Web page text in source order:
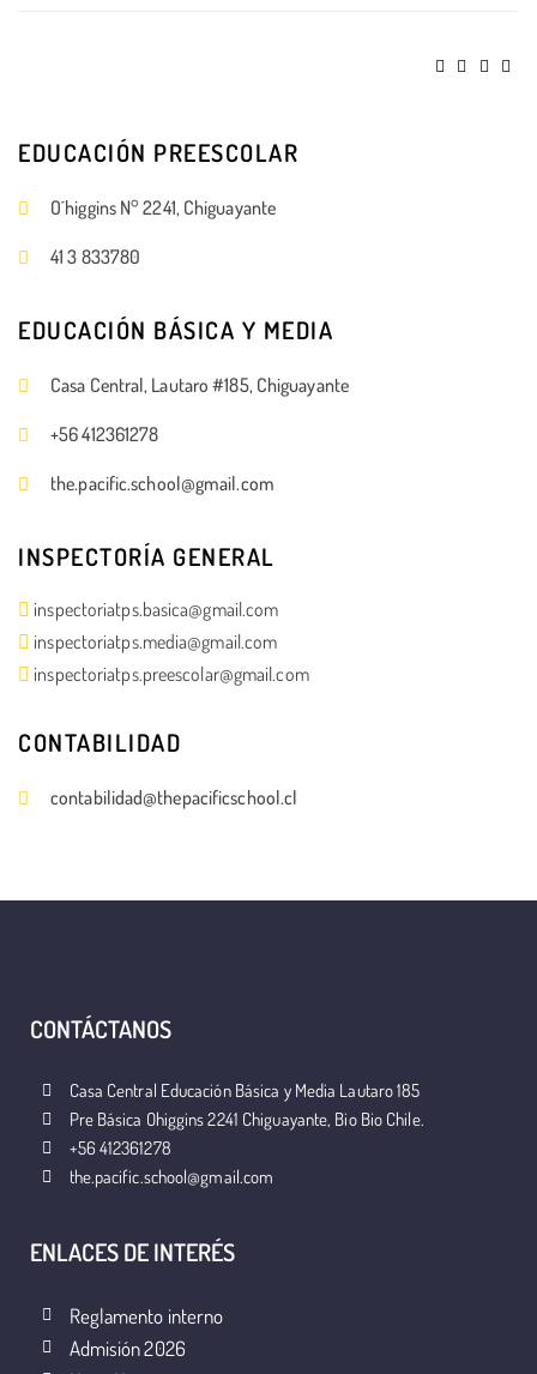
EDUCACIÓN PREESCOLAR
O´higgins N° 2241, Chiguayante
41 3 833780
EDUCACIÓN BÁSICA Y MEDIA
Casa Central, Lautaro #185, Chiguayante
+56 412361278
the.pacific.school@gmail.com
INSPECTORÍA GENERAL
inspectoriatps.basica@gmail.com
inspectoriatps.media@gmail.com
inspectoriatps.preescolar@gmail.com
CONTABILIDAD
contabilidad@thepacificschool.cl
CONTÁCTANOS
Casa Central Educación Básica y Media Lautaro 185
Pre Básica Ohiggins 2241 Chiguayante, Bio Bio Chile.
+56 412361278
the.pacific.school@gmail.com
ENLACES DE INTERÉS
Reglamento interno
Admisión 2026